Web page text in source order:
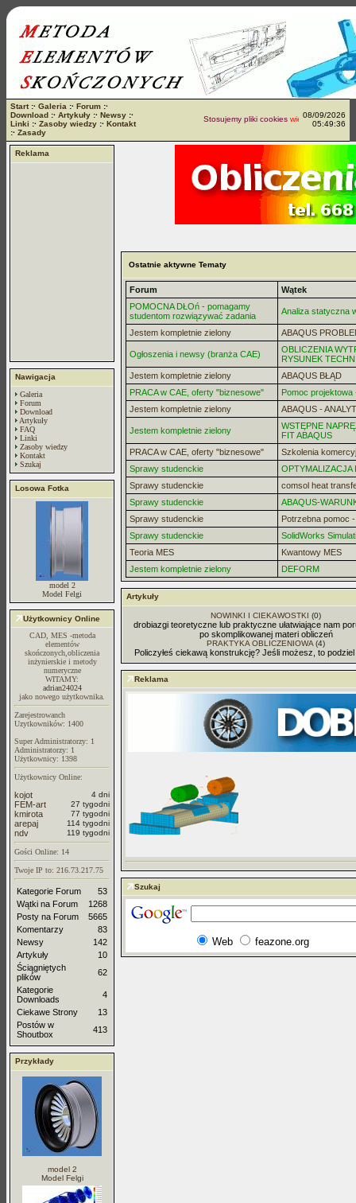
Start:· Galeria :· Forum :·
Download :· Artykuły :· Newsy :·
Linki :· Zasoby wiedzy :· Kontakt
:· Zasady
Stosujemy pliki cookieswięcej...08/09/2026
05:49:36
Reklama
Nawigacja
Galeria
Forum
Download
Artykuły
FAQ
Linki
Zasoby wiedzy
Kontakt
Szukaj
Losowa Fotka
model 2
Model Felgi
Użytkownicy Online
CAD, MES -metoda
elementów
skończonych,obliczenia
inżynierskie i metody
numeryczne
WITAMY:
adrian24024
jako nowego użytkownika.
Zarejestrowanch
Uzytkowników: 1400
Super Administratorzy: 1
Administratorzy: 1
Użytkownicy: 1398
Użytkownicy Online:
kojot 4 dni
FEM-art 27 tygodni
kmirota 77 tygodni
arepaj 114 tygodni
ndv 119 tygodni
Gości Online: 14
Twoje IP to: 216.73.217.75
Kategorie Forum
53
Wątki na Forum
1268
Posty na Forum
5665
Komentarzy
83
Newsy
142
Artykuły
10
Ściągniętych
plików
62
Kategorie
Downloads
4
Ciekawe Strony
13
Postów w
Shoutbox
413
Przykłady
model 2
Model Felgi
Ostatnie aktywne Tematy
Forum
Wątek
POMOCNA DŁOń - pomagamy
studentom rozwiązywać zadania
Analiza statyczna
Jestem kompletnie zielony ABAQUS
Ogłoszenia i newsy (branża CAE)
OBLICZENIA
RYSUNEK
Jestem kompletnie zielony
ABAQUS BŁĄD
PRACA w CAE, oferty "biznesowe"
Pomoc projektowa
Jestem kompletnie zielony
ABAQUS -
Jestem kompletnie zielony
WSTĘPNE
FIT ABAQUS
PRACA w CAE, oferty "biznesowe"
Szkolenia
Sprawy studenckie
OPTYMALIZACJA
Sprawy studenckie
comsol heat
Sprawy studenckie
ABAQUS-
Sprawy studenckie
Potrzebna pomoc
Sprawy studenckie
SolidWorks
Teoria MES
Kwantowy MES
Jestem kompletnie zielony
DEFORM
Artykuły
NOWINKI I CIEKAWOSTKI (0)
drobiazgi teoretyczne lub praktyczne ułatwiające nam
po skomplikowanej materi obliczeń
PRAKTYKA OBLICZENIOWA (4)
Policzyłeś ciekawą konstrukcję? Jeśli możesz, to
Reklama
Szukaj
Web feazone.org